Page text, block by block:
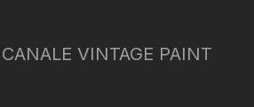
VINTAGE PAINT